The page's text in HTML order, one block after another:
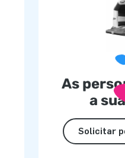
As
a
Solicitar